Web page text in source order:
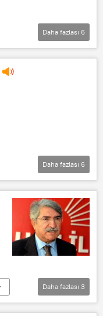
Daha fazlası 6
Daha fazlası 6
Daha fazlası 3